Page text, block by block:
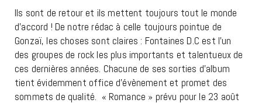
Ils sont de retour et ils mettent toujours tout le monde
d’accord ! De notre rédac à celle toujours pointue de
Gonzaï, les choses sont claires : Fontaines D.C est l’un
des groupes de rock les plus importants et talentueux de
ces dernières années. Chacune de ses sorties d’album
tient évidemment office d’évènement et promet des
sommets de qualité. « Romance » prévu pour le 23 août